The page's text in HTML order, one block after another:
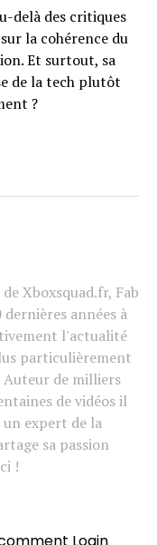
delà des critiques
la cohérence du
Et surtout, sa
de la tech plutôt
?
Xboxsquad.fr, Fab
dernières années à
l'actualité
particulièrement
Auteur de milliers
de vidéos il
un expert de la
sa passion
!